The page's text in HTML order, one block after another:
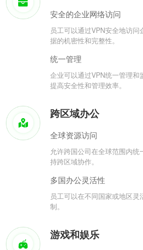
安全的企业网络访问
员工可以通过VPN安全地访
据的机密性和完整性。
统一管理
企业可以通过VPN统一管理和
提高安全性和管理效率。
跨区域办公
全球资源访问
允许跨国公司在全球范围内统
持跨区域协作。
多国办公灵活性
员工可以在不同国家或地区灵
制。
游戏和娱乐